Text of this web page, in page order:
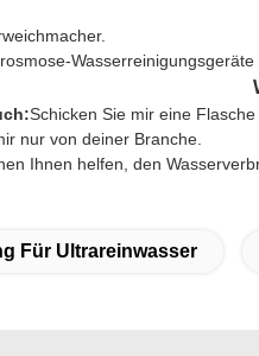
Wasserreinigungsgeräte
Schicken Sie mir eine
nur von deiner Branche.
Ihnen helfen, den
Für Ultrareinwasser